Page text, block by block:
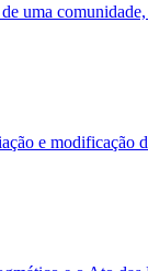
uma
e modificação